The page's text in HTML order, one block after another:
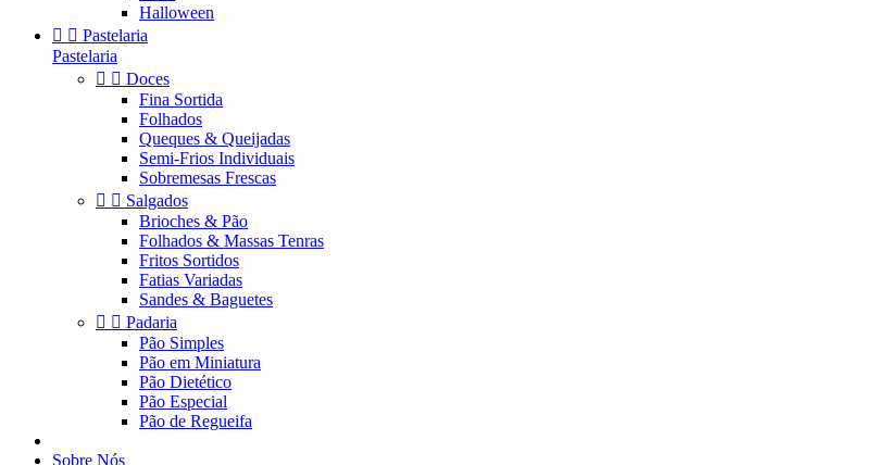
Halloween
  Pastelaria
Pastelaria
  Doces
Fina Sortida
Folhados
Queques & Queijadas
Semi-Frios Individuais
Sobremesas Frescas
  Salgados
Brioches & Pão
Folhados & Massas Tenras
Fritos Sortidos
Fatias Variadas
Sandes & Baguetes
  Padaria
Pão Simples
Pão em Miniatura
Pão Dietético
Pão Especial
Pão de Regueifa
Sobre Nós